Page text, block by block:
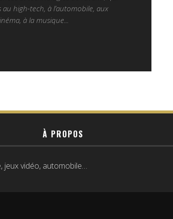
high-tech, à l’automobile, aux
à la musique...
À PROPOS
jeux vidéo, automobile…